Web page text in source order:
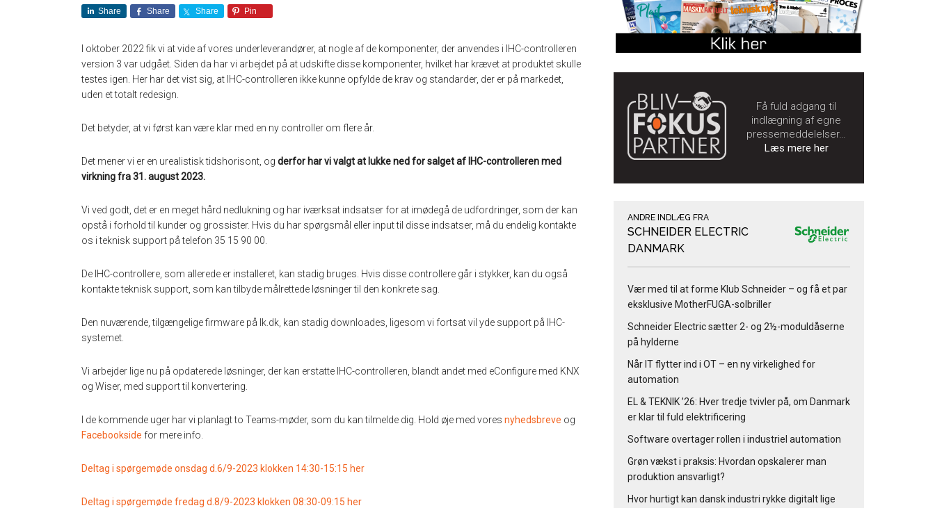
Share Share Share Pin
I oktober 2022 fik vi at vide af vores underleverandører, at nogle af de komponenter, der anvendes i IHC-controlleren
version 3 var udgået. Siden da har vi arbejdet på at udskifte disse komponenter, hvilket har krævet at produktet skulle
testes igen. Her har det vist sig, at IHC-controlleren ikke kunne opfylde de krav og standarder, der er på markedet,
uden et totalt redesign.
Det betyder, at vi først kan være klar med en ny controller om flere år.
Det mener vi er en urealistisk tidshorisont, og derfor har vi valgt at lukke ned for salget af IHC-controlleren med
virkning fra 31. august 2023.
Vi ved godt, det er en meget hård nedlukning og har iværksat indsatser for at imødegå de udfordringer, som der kan
opstå i forhold til kunder og grossister. Hvis du har spørgsmål eller input til disse indsatser, må du endelig kontakte
os i teknisk support på telefon 35 15 90 00.
De IHC-controllere, som allerede er installeret, kan stadig bruges. Hvis disse controllere går i stykker, kan du også
kontakte teknisk support, som kan tilbyde målrettede løsninger til den konkrete sag.
Den nuværende, tilgængelige firmware på lk.dk, kan stadig downloades, ligesom vi fortsat vil yde support på IHC-
systemet.
Vi arbejder lige nu på opdaterede løsninger, der kan erstatte IHC-controlleren, blandt andet med eConfigure med KNX
og Wiser, med support til konvertering.
I de kommende uger har vi planlagt to Teams-møder, som du kan tilmelde dig. Hold øje med vores nyhedsbreve og
Facebookside for mere info.
Deltag i spørgemøde onsdag d.6/9-2023 klokken 14:30-15:15 her
Deltag i spørgemøde fredag d.8/9-2023 klokken 08:30-09:15 her
Få fuld adgang til
indlægning af egne
pressemeddelelser…
Læs mere her
ANDRE INDLÆG FRA
SCHNEIDER ELECTRIC
DANMARK
Vær med til at forme Klub Schneider – og få et par
eksklusive MotherFUGA-solbriller
Schneider Electric sætter 2- og 2½-moduldåserne
på hylderne
Når IT flytter ind i OT – en ny virkelighed for
automation
EL & TEKNIK ’26: Hver tredje tvivler på, om Danmark
er klar til fuld elektrificering
Software overtager rollen i industriel automation
Grøn vækst i praksis: Hvordan opskalerer man
produktion ansvarligt?
Hvor hurtigt kan dansk industri rykke digitalt lige